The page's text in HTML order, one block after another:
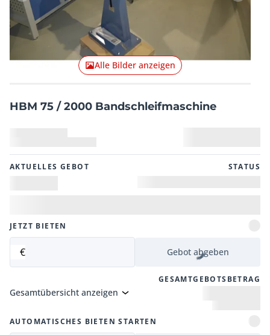
Alle Bilder anzeigen
HBM 75 / 2000 Bandschleifmaschine
AKTUELLES GEBOT STATUS
JETZT BIETEN
€ Gebot abgeben
GESAMTGEBOTSBETRAG
Gesamtübersicht anzeigen
AUTOMATISCHES BIETEN STARTEN